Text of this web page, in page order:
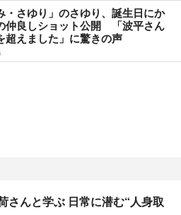
・さゆり」のさゆり、誕生日にか
仲良しショット公開 「波平さん
超えました」に驚きの声
さんと学ぶ 日常に潜む“人身取